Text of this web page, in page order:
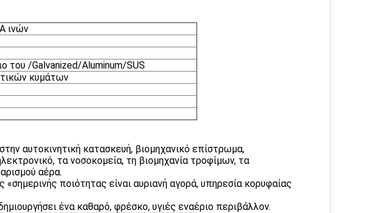
ινών
του /Galvanized/Aluminum/SUS
κυμάτων
αυτοκινητική κατασκευή, βιομηχανικό επίστρωμα,
τα νοσοκομεία, τη βιομηχανία τροφίμων, τα
αέρα.
ποιότητας είναι αυριανή αγορά, υπηρεσία κορυφαίας
ένα καθαρό, φρέσκο, υγιές εναέριο περιβάλλον.